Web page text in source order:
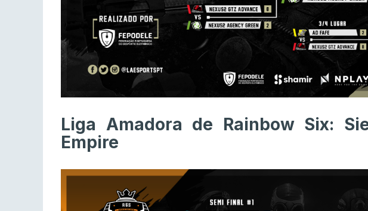
Liga Amadora de Rainbow Six:
Empire